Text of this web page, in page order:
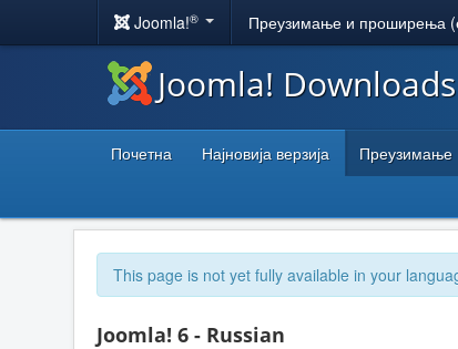
Joomla!® Преузимање и проширења
Joomla! Downloads
Почетна Најновија верзија Преузимање
This page is not yet fully available in your
Joomla! 6 - Russian